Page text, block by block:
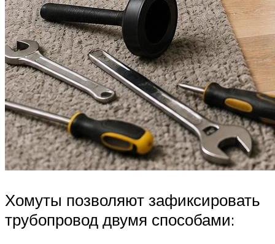
Хомуты позволяют зафиксировать
трубопровод двумя способами: